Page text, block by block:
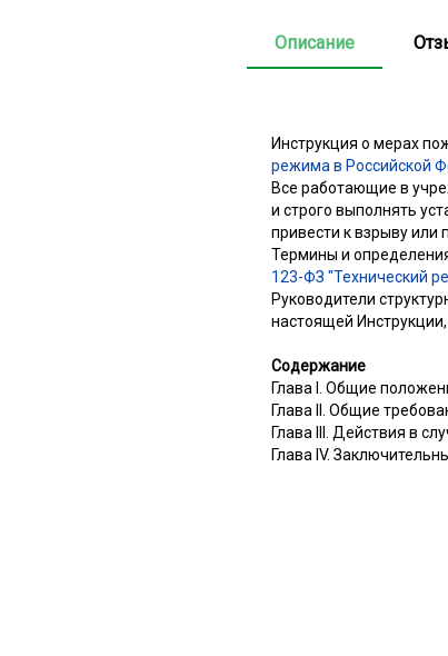
Описание
Инструкция о мерах
режима в Российской
Все работающие в
и строго выполнять
привести к взрыву или
Термины и
123-ФЗ "Технический
Руководители
настоящей
Содержание
Глава I. Общие
Глава II. Общие
Глава III. Действия в
Глава IV.